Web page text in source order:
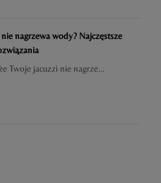
nagrzewa wody? Najczęstsze
Twoje jacuzzi nie nagrze...